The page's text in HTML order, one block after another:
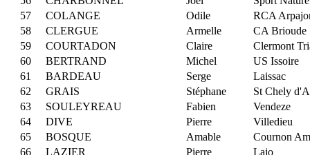
57
COLANGE Odile
RCA
58
CLERGUE Armelle
CA Brioude
59
COURTADON Claire
Clermont
60
BERTRAND Michel
US Issoire
61
BARDEAU Serge
Laissac
62
GRAIS Stéphane
St Chely
63
SOULEYREAU Fabien
Vendeze
64
DIVE Pierre
Villedieu
65
BOSQUE Amable
Cournon
66
LAZIER Pierre
Lajo